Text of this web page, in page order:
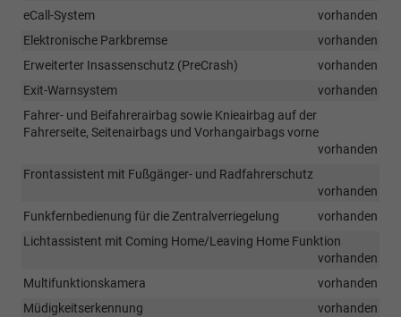
eCall-System
vorhanden
Elektronische Parkbremse
vorhanden
Erweiterter Insassenschutz (PreCrash)
vorhanden
Exit-Warnsystem
vorhanden
Fahrer- und Beifahrerairbag sowie Knieairbag auf der
Fahrerseite, Seitenairbags und Vorhangairbags vorne
vorhanden
Frontassistent mit Fußgänger- und Radfahrerschutz
vorhanden
Funkfernbedienung für die Zentralverriegelung
vorhanden
Lichtassistent mit Coming Home/Leaving Home Funktion
vorhanden
Multifunktionskamera
vorhanden
Müdigkeitserkennung
vorhanden